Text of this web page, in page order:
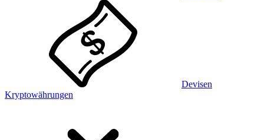
Devisen
Kryptowährungen